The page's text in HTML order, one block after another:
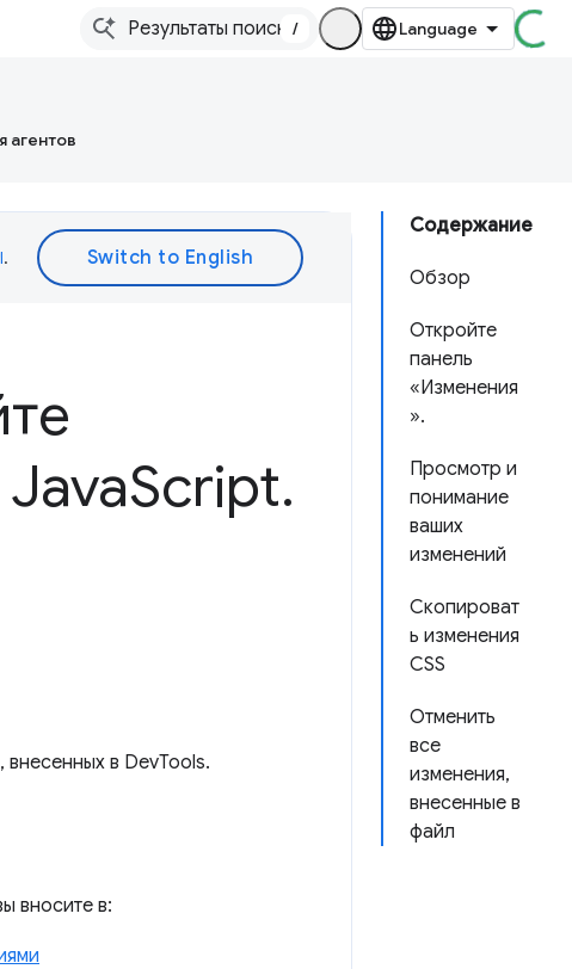
/
агентов
Содержание
Обзор
Откройте
панель
«Изменения
».
Просмотр и
понимание
ваших
изменений
Скопироват
ь изменения
CSS
Отменить
все
изменения,
внесенные в
файл
.
Script.
в DevTools.
вносите в: